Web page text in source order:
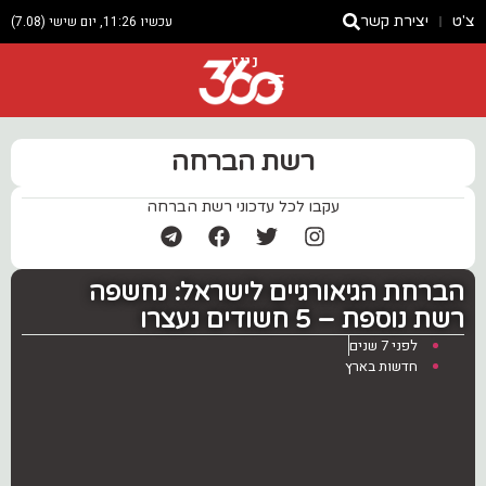
צ'ט יצירת קשר עכשיו 11:26, יום שישי (7.08)
ניוז
רשת הברחה
עקבו לכל עדכוני רשת הברחה
הברחת הגיאורגיים לישראל: נחשפה
רשת נוספת – 5 חשודים נעצרו
לפני 7 שנים
חדשות בארץ